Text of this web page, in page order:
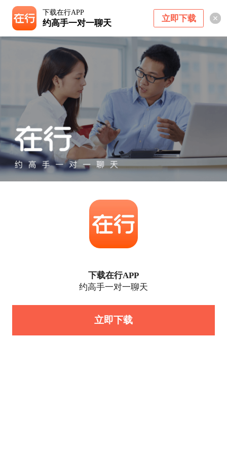
下载在行APP
约高手一对一聊天 立即下载
下载在行APP
约高手一对一聊天
立即下载